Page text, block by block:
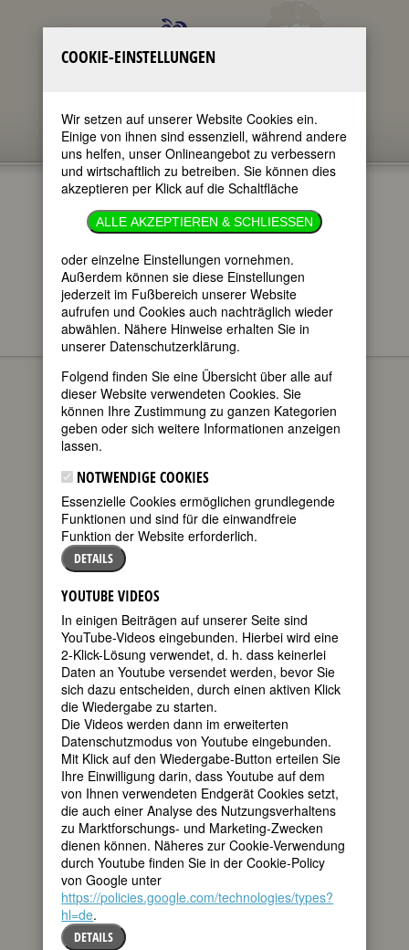
ANNA LINDH
im ganzen Text
nur in Titeln
BIOGRAPHIEN Anna Lindh
geboren am
19. Juni 1957
in Stockholm
gestorben am
2003 in
Stockholm
schwedische
Politikerin
20. Todestag
am
11. September
Biografie• Weblinks• Literatur &
Quellen
BIOGRAFIE
teilen
tweet
mail
Als ihr Vorbild, der
schwedische
Ministerpräsident
Olof Palme, 1986
auf offener Straße
erschossen wird,
ist die Juristin Anna Lindh bereits zwei
Jahre Chefin der sozialdemokratischen
Jugendorganisation und seit vier Jahren
Reichstagsabgeordnete. Sie wird
Senatorin für Kultur und Freizeit in
Stockholm und Vorsitzende des
COOKIE-EINSTELLUNGEN
Wir setzen auf unserer Website Cookies ein.
Einige von ihnen sind essenziell, während andere
uns helfen, unser Onlineangebot zu verbessern
und wirtschaftlich zu betreiben. Sie können dies
akzeptieren per Klick auf die Schaltfläche
ALLE AKZEPTIEREN & SCHLIESSEN
oder einzelne Einstellungen vornehmen.
Außerdem können sie diese Einstellungen
jederzeit im Fußbereich unserer Website
aufrufen und Cookies auch nachträglich wieder
abwählen. Nähere Hinweise erhalten Sie in
unserer Datenschutzerklärung.
Folgend finden Sie eine Übersicht über alle auf
dieser Website verwendeten Cookies. Sie
können Ihre Zustimmung zu ganzen Kategorien
geben oder sich weitere Informationen anzeigen
lassen.
NOTWENDIGE COOKIES
Essenzielle Cookies ermöglichen grundlegende
Funktionen und sind für die einwandfreie
Funktion der Website erforderlich.
DETAILS
YOUTUBE VIDEOS
In einigen Beiträgen auf unserer Seite sind
YouTube-Videos eingebunden. Hierbei wird eine
2-Klick-Lösung verwendet, d. h. dass keinerlei
Daten an Youtube versendet werden, bevor Sie
sich dazu entscheiden, durch einen aktiven Klick
die Wiedergabe zu starten.
Die Videos werden dann im erweiterten
Datenschutzmodus von Youtube eingebunden.
Mit Klick auf den Wiedergabe-Button erteilen Sie
Ihre Einwilligung darin, dass Youtube auf dem
von Ihnen verwendeten Endgerät Cookies setzt,
die auch einer Analyse des Nutzungsverhaltens
zu Marktforschungs- und Marketing-Zwecken
dienen können. Näheres zur Cookie-Verwendung
durch Youtube finden Sie in der Cookie-Policy
von Google unter
https://policies.google.com/technologies/types?
hl=de.
DETAILS